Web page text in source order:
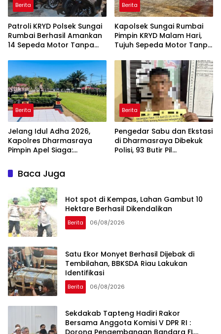
Berita
Patroli KRYD Polsek Sungai
Rumbai Berhasil Amankan
14 Sepeda Motor Tanpa
Sutrisman: Kami Tindak
Demi Keselamatan Warga
Berita
Kapolsek Sungai Rumbai
Pimpin KRYD Malam Hari,
Tujuh Sepeda Motor Tanpa
Berita
Jelang Idul Adha 2026,
Kapolres Dharmasraya
Pimpin Apel Siaga:
BBM Bersubsidi Diawasi
Ketat
Berita
Pengedar Sabu dan Ekstasi
di Dharmasraya Dibekuk
Polisi, 93 Butir Pil
Baca Juga
Hot spot di Kempas, Lahan Gambut 10
Hektare Berhasil Dikendalikan
Berita 06/08/2026
Satu Ekor Monyet Berhasil Dijebak di
Tembilahan, BBKSDA Riau Lakukan
Identifikasi
Berita 06/08/2026
Sekdakab Tapteng Hadiri Rakor
Bersama Anggota Komisi V DPR RI :
Dorong Pengembangan Bandara FL